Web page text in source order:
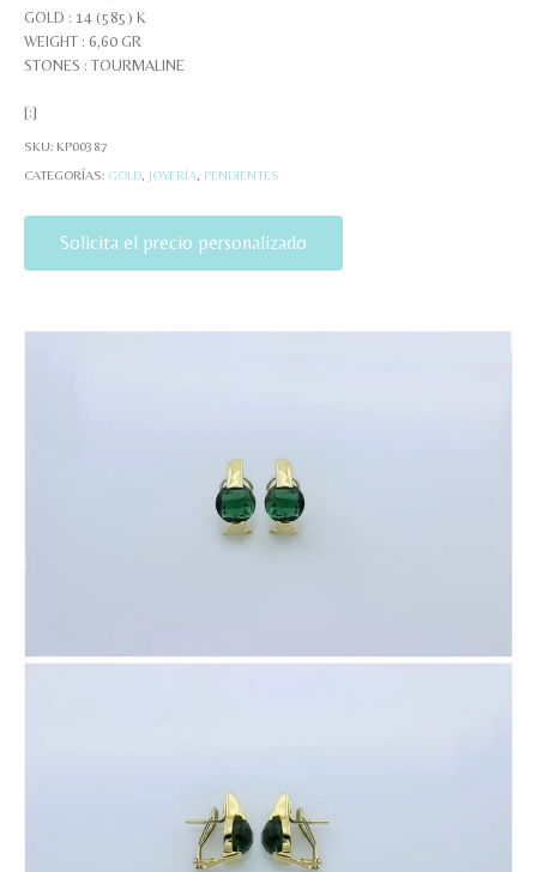
GOLD : 14 (585) K
WEIGHT : 6,60 GR
STONES : TOURMALINE
[:]
SKU: KP00387
CATEGORÍAS: GOLD JOYERÍA PENDIENTES
Solicita el precio personalizado